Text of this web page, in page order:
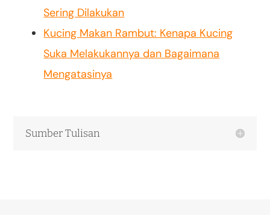
Sering Dilakukan
Kucing Makan Rambut: Kenapa Kucing
Suka Melakukannya dan Bagaimana
Mengatasinya
Sumber Tulisan